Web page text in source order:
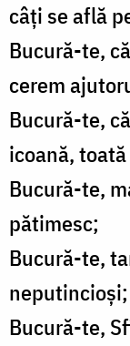
câți se află
Bucură-te,
cerem
Bucură-te,
icoană,
Bucură-te,
pătimesc;
Bucură-te,
neputincioși;
Bucură-te,